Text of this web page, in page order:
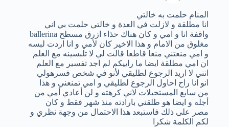
المنام حلمت به خالتي
انا مطلقة و لازلت في العدة و خالتي حلمت بي اني
واقفة انا و امي و كان هناك حذاء ازرق مسطح ballerina
مغلوق من الامام و هذا الاخير كان لأمي و انا اردت لبسه
و امي منعتني منعا قاطعا قالت لي لا تلبسينه مع العلم
ان امي مطلقة ايضا ما راييكم لم اجد تفسير مع العلم
انني لا اريد الرجوع لطليقي لأنو في شخص فسرهولي
انو انا راح احاول الرجوع لطليقي و امي تمنعني و هذا
من سابع المستحيلات لاني كرهته و لن أعادي أمي من
أجله و ايضا هو طلقني بارادته منذ شهر فقط و كان
مصر على ذلك فاستبعد هذا الاحتمال من وجهة نظري و
لكم الكلمة شكرا